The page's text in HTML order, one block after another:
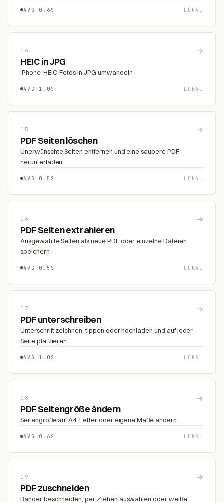
AVG 0.6S LOKAL
14 →
HEIC in JPG
iPhone-HEIC-Fotos in JPG umwandeln
AVG 1.0S LOKAL
15 →
PDF Seiten löschen
Unerwünschte Seiten entfernen und eine saubere PDF
herunterladen
AVG 0.5S LOKAL
16 →
PDF Seiten extrahieren
Ausgewählte Seiten als neue PDF oder einzelne Dateien
speichern
AVG 0.5S LOKAL
17 →
PDF unterschreiben
Unterschrift zeichnen, tippen oder hochladen und auf jeder
Seite platzieren
AVG 1.0S LOKAL
18 →
PDF Seitengröße ändern
Seitengröße auf A4, Letter oder eigene Maße ändern
AVG 0.6S LOKAL
19 →
PDF zuschneiden
Ränder beschneiden, per Ziehen auswählen oder weiße